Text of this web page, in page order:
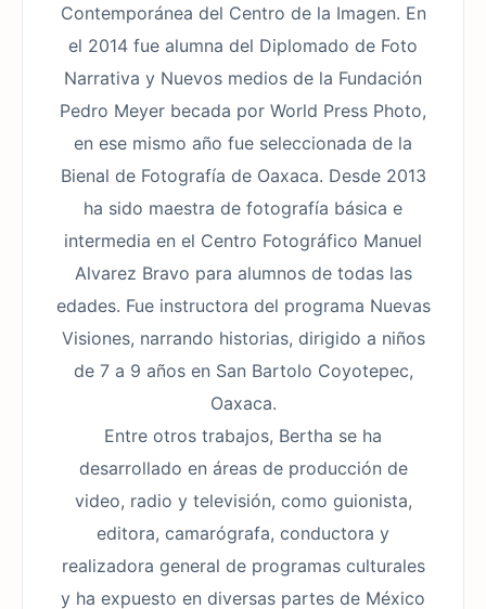
Contemporánea del Centro de la Imagen. En
el 2014 fue alumna del Diplomado de Foto
Narrativa y Nuevos medios de la Fundación
Pedro Meyer becada por World Press Photo,
en ese mismo año fue seleccionada de la
Bienal de Fotografía de Oaxaca. Desde 2013
ha sido maestra de fotografía básica e
intermedia en el Centro Fotográfico Manuel
Alvarez Bravo para alumnos de todas las
edades. Fue instructora del programa Nuevas
Visiones, narrando historias, dirigido a niños
de 7 a 9 años en San Bartolo Coyotepec,
Oaxaca.
Entre otros trabajos, Bertha se ha
desarrollado en áreas de producción de
video, radio y televisión, como guionista,
editora, camarógrafa, conductora y
realizadora general de programas culturales
y ha expuesto en diversas partes de México